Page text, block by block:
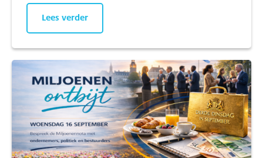
Lees verder